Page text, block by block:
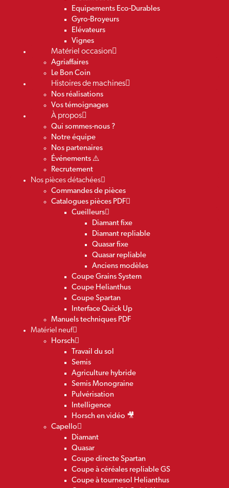
Equipements Eco-Durables
Gyro-Broyeurs
Elévateurs
Vignes
Matériel occasion
Agriaffaires
Le Bon Coin
Histoires de machines
Nos réalisations
Vos témoignages
À propos
Qui sommes-nous ?
Notre équipe
Nos partenaires
Événements ⚠️
Recrutement
Nos pièces détachées
Commandes de pièces
Catalogues pièces PDF
Cueilleurs
Diamant fixe
Diamant repliable
Quasar fixe
Quasar repliable
Anciens modèles
Coupe Grains System
Coupe Helianthus
Coupe Spartan
Interface Quick Up
Manuels techniques PDF
Matériel neuf
Horsch
Travail du sol
Semis
Agriculture hybride
Semis Monograine
Pulvérisation
Intelligence
Horsch en vidéo 🎥
Capello
Diamant
Quasar
Coupe directe Spartan
Coupe à céréales repliable GS
Coupe à tournesol Helianthus